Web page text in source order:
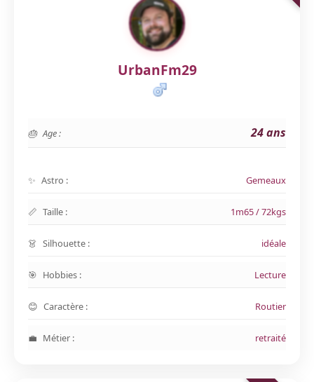
UrbanFm29
Age : 24 ans
Astro : Gemeaux
Taille : 1m65 / 72kgs
Silhouette : idéale
Hobbies : Lecture
Caractère : Routier
Métier : retraité